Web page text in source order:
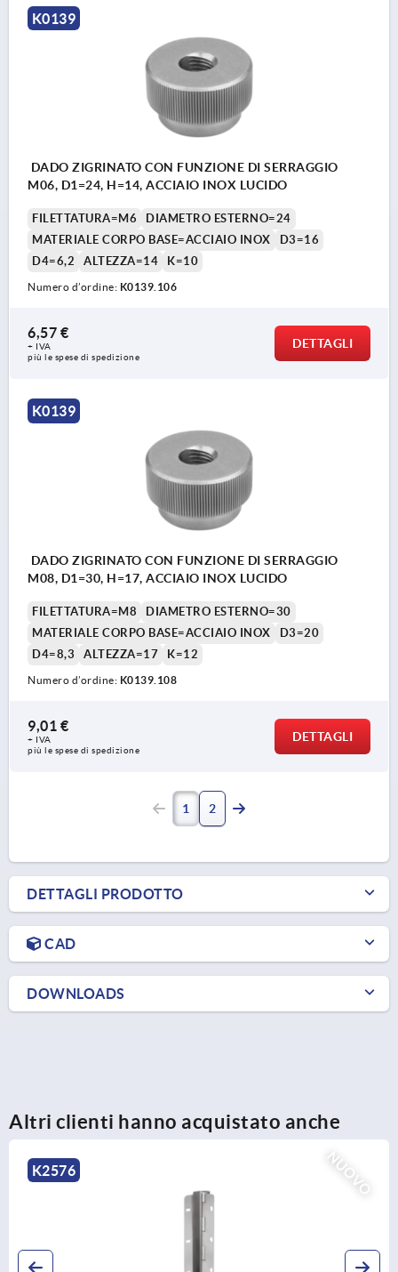
K0139
DADO ZIGRINATO CON FUNZIONE DI SERRAGGIO
M06, D1=24, H=14, ACCIAIO INOX LUCIDO
FILETTATURA=M6
DIAMETRO ESTERNO=24
MATERIALE CORPO BASE=ACCIAIO INOX
D3=16
D4=6,2
ALTEZZA=14 K=10
Numero d’ordine: K0139.106
6,57 €
+ IVA
più le spese di spedizione
DETTAGLI
K0139
DADO ZIGRINATO CON FUNZIONE DI SERRAGGIO
M08, D1=30, H=17, ACCIAIO INOX LUCIDO
FILETTATURA=M8
DIAMETRO ESTERNO=30
MATERIALE CORPO BASE=ACCIAIO INOX
D3=20
D4=8,3
ALTEZZA=17 K=12
Numero d’ordine: K0139.108
9,01 €
+ IVA
più le spese di spedizione
DETTAGLI
1 2
DETTAGLI PRODOTTO
CAD
DOWNLOADS
Altri clienti hanno acquistato anche